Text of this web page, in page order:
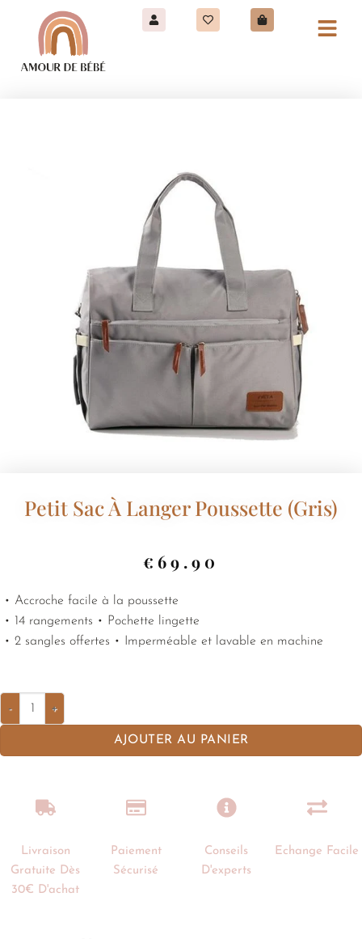
Petit Sac À Langer Poussette (gris)
€ 69.90
• Accroche facile à la poussette
• 14 rangements • Pochette lingette
• 2 sangles offertes • Imperméable et lavable en machine
AJOUTER AU PANIER
Livraison
Gratuite Dès
30€ D'achat
Paiement
Sécurisé
Conseils
D'experts
Echange Facile